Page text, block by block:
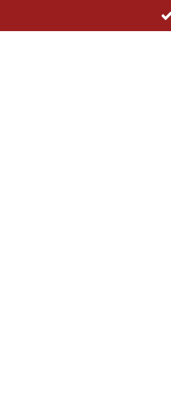
Hauptinhalt